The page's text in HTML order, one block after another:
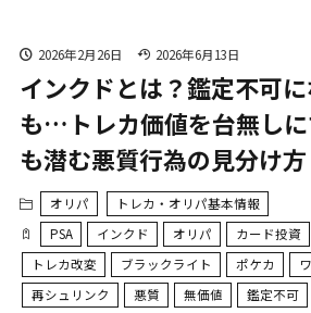
2026年2月26日 2026年6月13日
インクドとは？鑑定不可
も…トレカ価値を台無し
も潜む悪質行為の見分け方
オリパ
トレカ・オリパ基本情報
PSA
インクド オリパ カード投資
トレカ改変
ブラックライト ポケカ
再シュリンク
悪質 無価値 鑑定不可